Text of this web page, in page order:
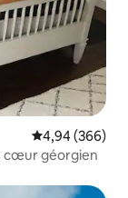
Évaluation
4,94 (366)
cœur géorgien